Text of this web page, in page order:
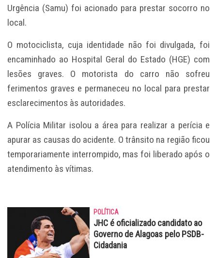
Urgência (Samu) foi acionado para prestar socorro no
local.
O motociclista, cuja identidade não foi divulgada, foi
encaminhado ao Hospital Geral do Estado (HGE) com
lesões graves. O motorista do carro não sofreu
ferimentos graves e permaneceu no local para prestar
esclarecimentos às autoridades.
A Polícia Militar isolou a área para realizar a perícia e
apurar as causas do acidente. O trânsito na região ficou
temporariamente interrompido, mas foi liberado após o
atendimento às vítimas.
POLÍTICA
JHC é oficializado candidato ao
Governo de Alagoas pelo PSDB-
Cidadania